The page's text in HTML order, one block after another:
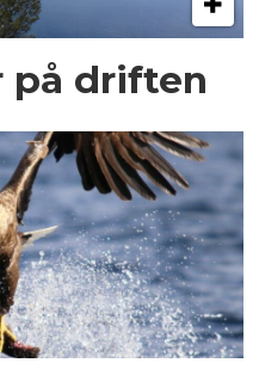
på driften